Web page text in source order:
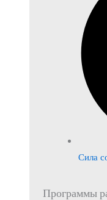
Сила
Программы